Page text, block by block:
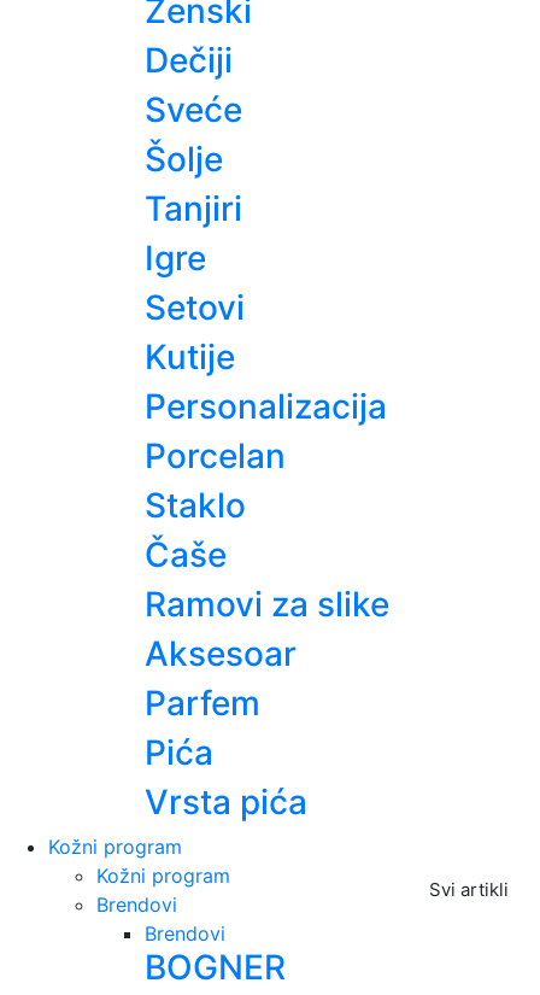
Ženski
Dečiji
Sveće
Šolje
Tanjiri
Igre
Setovi
Kutije
Personalizacija
Porcelan
Staklo
Čaše
Ramovi za slike
Aksesoar
Parfem
Pića
Vrsta pića
Kožni program
Svi artikli
Kožni program
Brendovi
Brendovi
BOGNER